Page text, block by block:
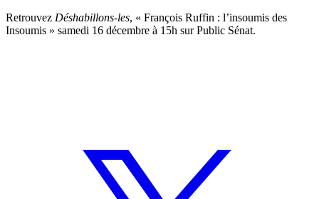
Retrouvez Déshabillons-les, « François Ruffin : l’insoumis des
Insoumis » samedi 16 décembre à 15h sur Public Sénat.